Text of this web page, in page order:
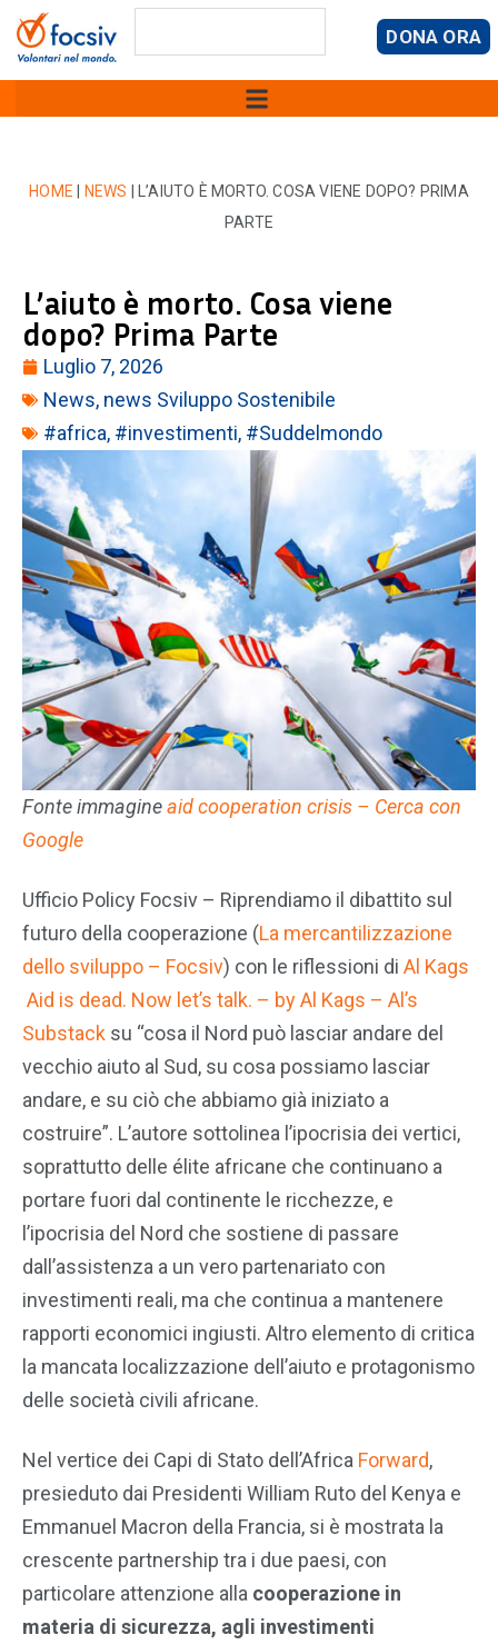
DONA ORA
HOME NEWS
L’AIUTO È MORTO. COSA VIENE DOPO? PRIMA
PARTE
L’aiuto è morto. Cosa viene
dopo? Prima Parte
Luglio 7, 2026
News, news Sviluppo Sostenibile
#africa, #investimenti, #Suddelmondo
Fonte immagineaid cooperation crisis – Cerca con
Google
Ufficio Policy Focsiv – Riprendiamo il dibattito sul
futuro della cooperazione (La mercantilizzazione
dello sviluppo – Focsiv) con le riflessioni di Al Kags
Aid is dead. Now let’s talk. – by Al Kags – Al’s
Substack su “cosa il Nord può lasciar andare del
vecchio aiuto al Sud, su cosa possiamo lasciar
andare, e su ciò che abbiamo già iniziato a
costruire”. L’autore sottolinea l’ipocrisia dei vertici,
soprattutto delle élite africane che continuano a
portare fuori dal continente le ricchezze, e
l’ipocrisia del Nord che sostiene di passare
dall’assistenza a un vero partenariato con
investimenti reali, ma che continua a mantenere
rapporti economici ingiusti. Altro elemento di critica
la mancata localizzazione dell’aiuto e protagonismo
delle società civili africane.
Nel vertice dei Capi di Stato dell’Africa Forward,
presieduto dai Presidenti William Ruto del Kenya e
Emmanuel Macron della Francia, si è mostrata la
crescente partnership tra i due paesi, con
particolare attenzione alla cooperazione in
materia di sicurezza, agli investimenti